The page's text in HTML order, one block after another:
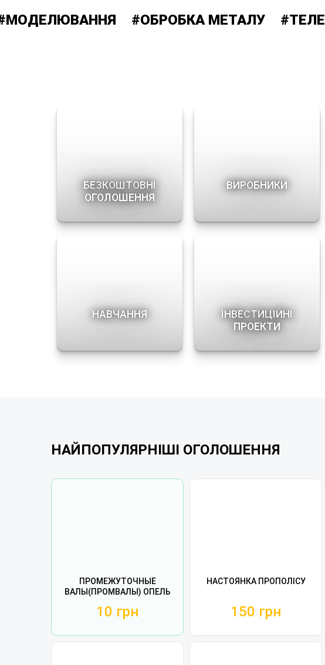
#ОБРОБКА МЕТАЛУ
БЕЗКОШТОВНІ
ОГОЛОШЕННЯ
ВИРОБНИКИ
НАВЧАННЯ
ІНВЕСТИЦІЙНІ
ПРОЕКТИ
НАЙПОПУЛЯРНІШІ ОГОЛОШЕННЯ
ПРОМЕЖУТОЧНЫЕ
ВАЛЫ(ПРОМВАЛЫ) ОПЕЛЬ
10 грн
НАСТОЯНКА ПРОПОЛІСУ
150 грн